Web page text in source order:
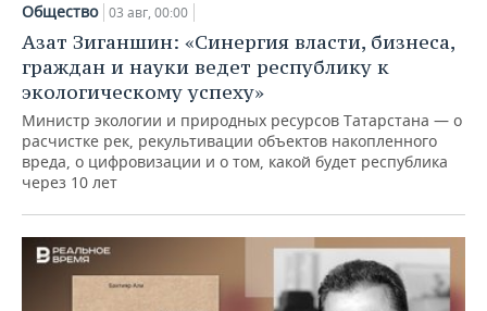
Общество 03 авг, 00:00
Азат Зиганшин: «Синергия власти, бизнеса,
граждан и науки ведет республику к
экологическому успеху»
Министр экологии и природных ресурсов Татарстана — о
расчистке рек, рекультивации объектов накопленного
вреда, о цифровизации и о том, какой будет республика
через 10 лет